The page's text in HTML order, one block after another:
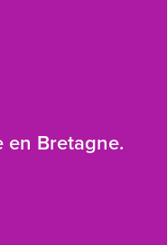
en Bretagne.